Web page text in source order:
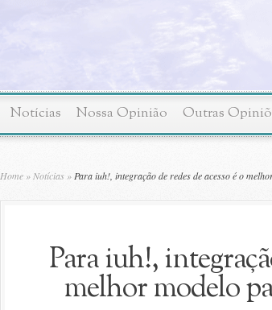
Notícias Nossa Opinião Outras
Home » Notícias » Para iuh!, integração de redes de acesso é o
Para iuh!,
melhor modelo